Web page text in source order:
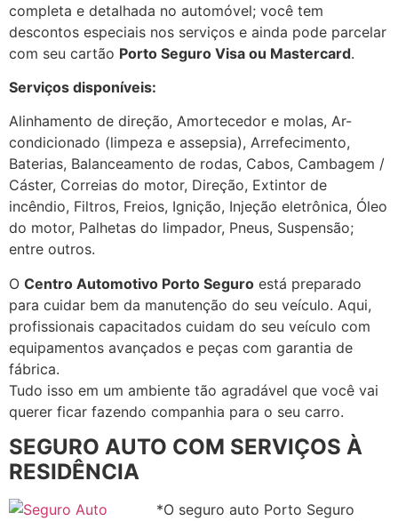
completa e detalhada no automóvel; você tem
descontos especiais nos serviços e ainda pode parcelar
com seu cartão Porto Seguro Visa ou Mastercard.
Serviços disponíveis:
Alinhamento de direção, Amortecedor e molas, Ar-
condicionado (limpeza e assepsia), Arrefecimento,
Baterias, Balanceamento de rodas, Cabos, Cambagem /
Cáster, Correias do motor, Direção, Extintor de
incêndio, Filtros, Freios, Ignição, Injeção eletrônica, Óleo
do motor, Palhetas do limpador, Pneus, Suspensão;
entre outros.
O Centro Automotivo Porto Seguro está preparado
para cuidar bem da manutenção do seu veículo. Aqui,
profissionais capacitados cuidam do seu veículo com
equipamentos avançados e peças com garantia de
fábrica.
Tudo isso em um ambiente tão agradável que você vai
querer ficar fazendo companhia para o seu carro.
SEGURO AUTO COM SERVIÇOS À
RESIDÊNCIA
*O seguro auto Porto Seguro